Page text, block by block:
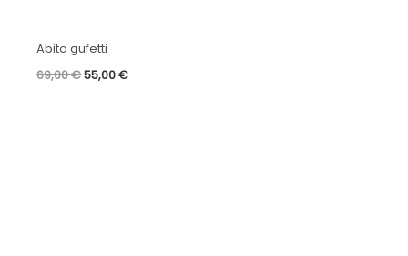
Abito gufetti
69,00€55,00€